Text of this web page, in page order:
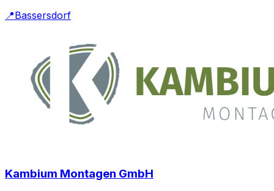
📍Bassersdorf
Kambium Montagen GmbH